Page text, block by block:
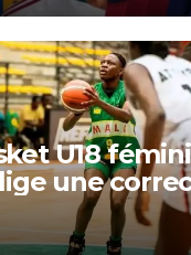
U18
une
au Bénin
d’écart